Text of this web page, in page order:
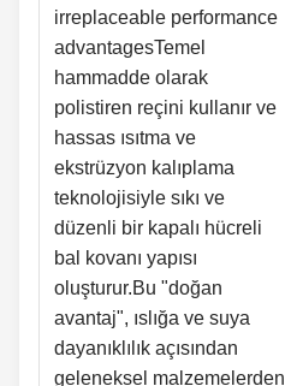
irreplaceable performance
advantagesTemel
hammadde olarak
polistiren reçini kullanır ve
hassas ısıtma ve
ekstrüzyon kalıplama
teknolojisiyle sıkı ve
düzenli bir kapalı hücreli
bal kovanı yapısı
oluşturur.Bu "doğan
avantaj", ıslığa ve suya
dayanıklılık açısından
geleneksel malzemelerden